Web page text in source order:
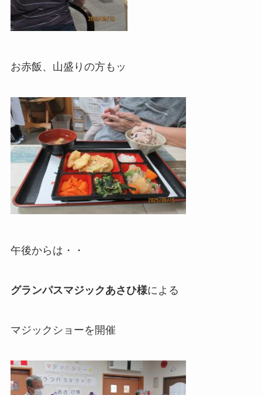
お赤飯、山盛りの方もッ
午後からは・・
グランパスマジックあさひ様による
マジックショーを開催